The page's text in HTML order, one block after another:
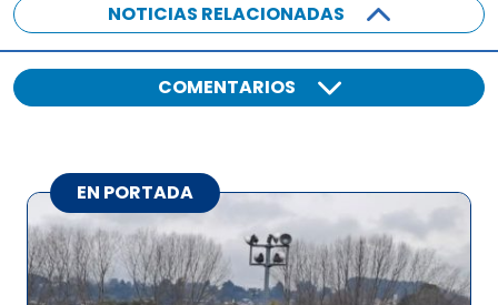
NOTICIAS RELACIONADAS
COMENTARIOS
EN PORTADA